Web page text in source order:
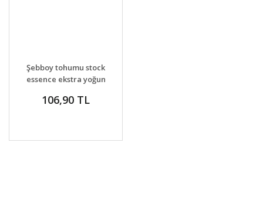
DETAYLAR
VER
Şebboy tohumu stock
essence ekstra yoğun
karışım
106,90 TL